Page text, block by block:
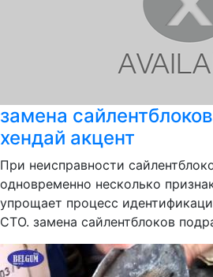
замена
хендай акцент
При неисправности
одновременно несколько
упрощает процесс
СТО. замена сайлентблоков